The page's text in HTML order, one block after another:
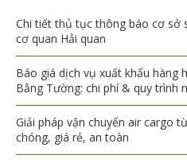
Chi tiết thủ tục thông báo cơ sở
cơ quan Hải quan
Báo giá dịch vụ xuất khẩu hàng
Bằng Tường: chi phí & quy trình
Giải pháp vận chuyển air cargo
chóng, giá rẻ, an toàn